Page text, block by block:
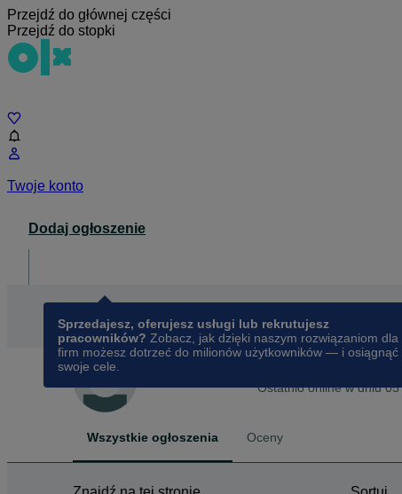
Przejdź do głównej części
Przejdź do stopki
Twoje konto
Dodaj ogłoszenie
Sprzedajesz, oferujesz usługi lub rekrutujesz
pracowników? Zobacz, jak dzięki naszym rozwiązaniom dla
firm możesz dotrzeć do milionów użytkowników — i osiągnąć
swoje cele.
Ostatnio online w dniu
Wszystkie ogłoszenia Oceny